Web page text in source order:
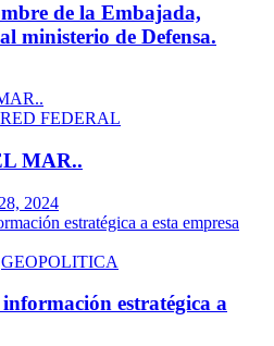
de la Embajada,
ministerio de Defensa.
RED FEDERAL
MAR..
2024
GEOPOLITICA
estratégica a